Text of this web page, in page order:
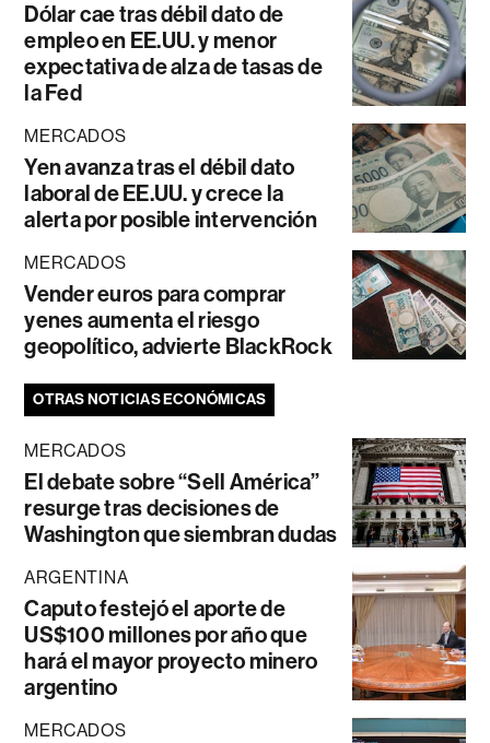
Dólar cae tras débil dato de
empleo en EE.UU. y menor
expectativa de alza de tasas de
la Fed
MERCADOS
Yen avanza tras el débil dato
laboral de EE.UU. y crece la
alerta por posible intervención
MERCADOS
Vender euros para comprar
yenes aumenta el riesgo
geopolítico, advierte BlackRock
OTRAS NOTICIAS ECONÓMICAS
MERCADOS
El debate sobre “Sell América”
resurge tras decisiones de
Washington que siembran dudas
ARGENTINA
Caputo festejó el aporte de
US$100 millones por año que
hará el mayor proyecto minero
argentino
MERCADOS